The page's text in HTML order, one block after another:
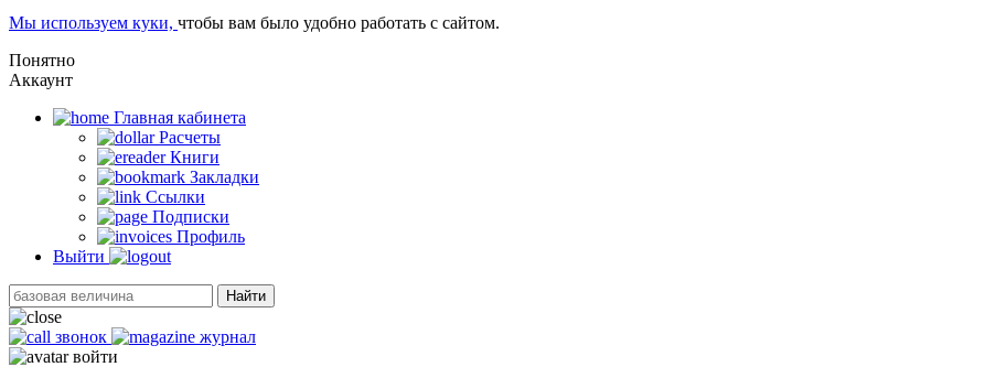
Мы используем куки, чтобы вам было удобно работать с сайтом.
Понятно
Аккаунт
Главная кабинетa
Расчеты
Книги
Закладки
Ссылки
Подписки
Профиль
Выйти
Найти
звонок
журнал
войти